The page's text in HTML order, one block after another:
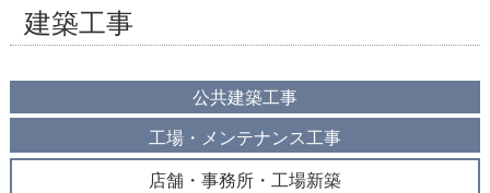
建築工事
公共建築工事
工場・メンテナンス工事
店舗・事務所・工場新築